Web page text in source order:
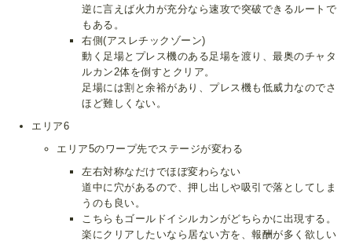
逆に言えば火力が充分なら速攻で突破できるルートで
もある。
右側(アスレチックゾーン)
動く足場とプレス機のある足場を渡り、最奥のチャタ
ルカン2体を倒すとクリア。
足場には割と余裕があり、プレス機も低威力なのでさ
ほど難しくない。
エリア6
エリア5のワープ先でステージが変わる
左右対称なだけでほぼ変わらない
道中に穴があるので、押し出しや吸引で落としてしま
うのも良い。
こちらもゴールドイシルカンがどちらかに出現する。
楽にクリアしたいなら居ない方を、報酬が多く欲しい